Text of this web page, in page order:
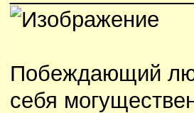
Побеждающий
себя